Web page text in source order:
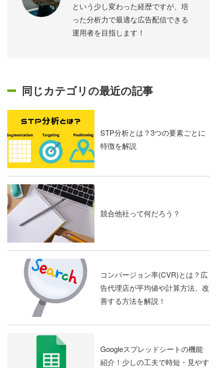
という少し変わった経歴ですが、培
った分析力で最適な広告配信できる
運用者を目指します！
同じカテゴリの最近の記事
STP分析とは？3つの要素ごとに
特徴を解説
競合他社って何だろう？
コンバージョン率(CVR)とは？広
告代理店が平均値や計算方法、改
善する方法を解説！
Googleスプレッドシートの機能
紹介！少しの工夫で時短・見やす